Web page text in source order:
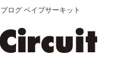
ログ ベイプサーキット